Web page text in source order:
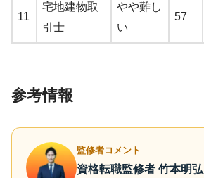
11
宅地建物取
引士
やや難し
い
57
参考情報
監修者コメント
資格転職監修者 竹本明弘